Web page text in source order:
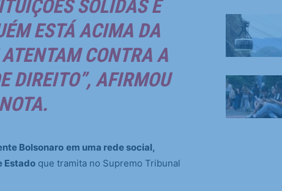
SÓLIDAS E
ESTÁ ACIMA DA
CONTRA A
DIREITO”, AFIRMOU
Bolsonaro em uma rede social,
Estado que tramita no Supremo Tribunal